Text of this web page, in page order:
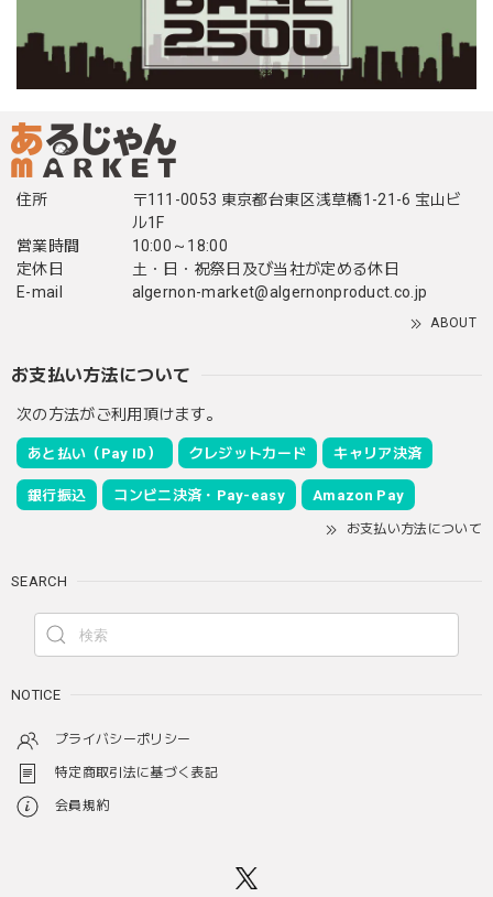
住所
〒111-0053 東京都台東区浅草橋1-21-6 宝山ビ
ル1F
営業時間
10:00～18:00
定休日
土・日・祝祭日及び当社が定める休日
E-mail
algernon-market@algernonproduct.co.jp
ABOUT
お支払い方法について
次の方法がご利用頂けます。
あと払い（Pay ID） クレジットカード キャリア決済
銀行振込 コンビニ決済・Pay-easy Amazon Pay
お支払い方法について
SEARCH
NOTICE
プライバシーポリシー
特定商取引法に基づく表記
会員規約